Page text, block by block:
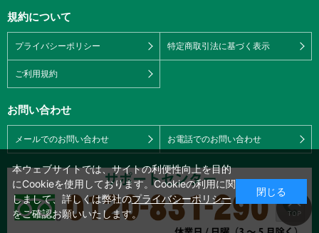
規約について
プライバシーポリシー 特定商取引法に基づく表示
ご利用規約
お問い合わせ
メールでのお問い合わせ お電話でのお問い合わせ
本ウェブサイトでは、サイトの利便性向上を目的
にCookieを使用しております。Cookieの利用に関
しまして、詳しくは弊社のプライバシーポリシー
をご確認お願いいたします。
閉じる